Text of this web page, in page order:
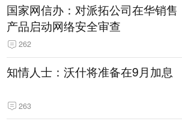
国家网信办：对派拓公司在华销售
产品启动网络安全审查
262
知情人士：沃什将准备在9月加息
263